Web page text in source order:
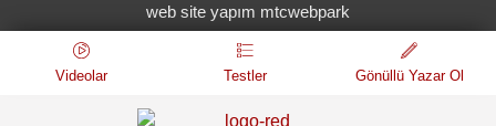
web site yapım mtcwebpark
Videolar Testler Gönüllü Yazar Ol